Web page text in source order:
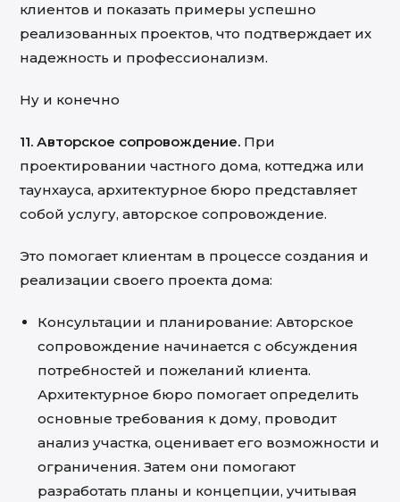
клиентов и показать примеры успешно
реализованных проектов, что подтверждает их
надежность и профессионализм.
Ну и конечно
11. Авторское сопровождение. При
проектировании частного дома, коттеджа или
таунхауса, архитектурное бюро представляет
собой услугу, авторское сопровождение.
Это помогает клиентам в процессе создания и
реализации своего проекта дома:
Консультации и планирование: Авторское
сопровождение начинается с обсуждения
потребностей и пожеланий клиента.
Архитектурное бюро помогает определить
основные требования к дому, проводит
анализ участка, оценивает его возможности и
ограничения. Затем они помогают
разработать планы и концепции, учитывая